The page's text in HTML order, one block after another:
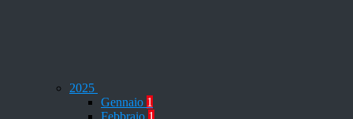
2025
Gennaio 1